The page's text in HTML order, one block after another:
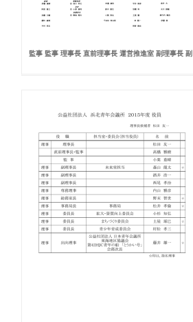
監事 監事 理事長 直前理事長 運営推進室 副理事長 副